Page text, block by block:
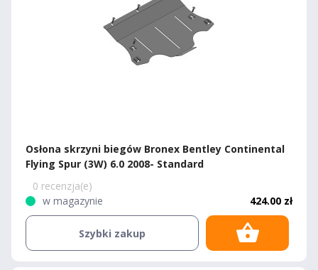
Osłona skrzyni biegów Bronex Bentley Continental
Flying Spur (3W) 6.0 2008- Standard
0 recenzja(e)
w magazynie
424.00 zł
Szybki zakup